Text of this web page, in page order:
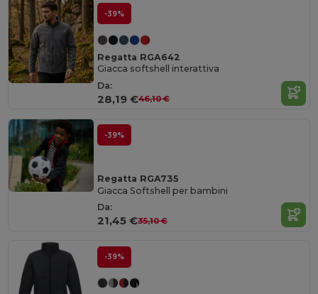
-39%
Regatta RGA642
Giacca softshell interattiva
Da:
28,19 €46,10 €
-39%
Regatta RGA735
Giacca Softshell per bambini
Da:
21,45 €35,10 €
-39%